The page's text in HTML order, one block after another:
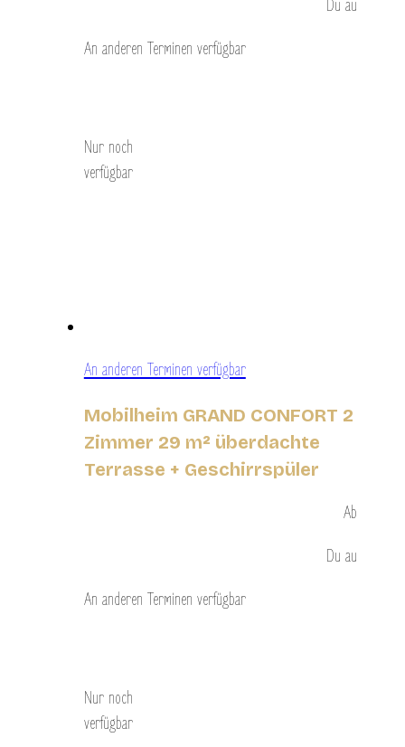
Duau
An anderen Terminen verfügbar
Nur noch
verfügbar
An anderen Terminen verfügbar
Mobilheim GRAND CONFORT 2
Zimmer 29 m² überdachte
Terrasse + Geschirrspüler
Ab
Duau
An anderen Terminen verfügbar
Nur noch
verfügbar